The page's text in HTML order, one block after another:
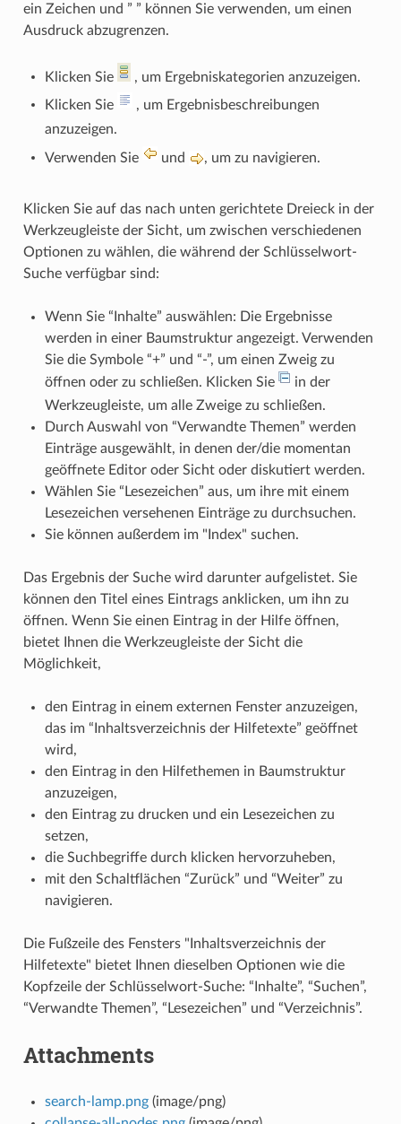
ein Zeichen und ” ” können Sie verwenden, um einen
Ausdruck abzugrenzen.
Klicken Sie
, um Ergebniskategorien anzuzeigen.
Klicken Sie
, um Ergebnisbeschreibungen
anzuzeigen.
Verwenden Sie
und , um zu navigieren.
Klicken Sie auf das nach unten gerichtete Dreieck in der
Werkzeugleiste der Sicht, um zwischen verschiedenen
Optionen zu wählen, die während der Schlüsselwort-
Suche verfügbar sind:
Wenn Sie “Inhalte” auswählen: Die Ergebnisse
werden in einer Baumstruktur angezeigt. Verwenden
Sie die Symbole “+” und “-”, um einen Zweig zu
öffnen oder zu schließen. Klicken Sie
in der
Werkzeugleiste, um alle Zweige zu schließen.
Durch Auswahl von “Verwandte Themen” werden
Einträge ausgewählt, in denen der/die momentan
geöffnete Editor oder Sicht oder diskutiert werden.
Wählen Sie “Lesezeichen” aus, um ihre mit einem
Lesezeichen versehenen Einträge zu durchsuchen.
Sie können außerdem im "Index" suchen.
Das Ergebnis der Suche wird darunter aufgelistet. Sie
können den Titel eines Eintrags anklicken, um ihn zu
öffnen. Wenn Sie einen Eintrag in der Hilfe öffnen,
bietet Ihnen die Werkzeugleiste der Sicht die
Möglichkeit,
den Eintrag in einem externen Fenster anzuzeigen,
das im “Inhaltsverzeichnis der Hilfetexte” geöffnet
wird,
den Eintrag in den Hilfethemen in Baumstruktur
anzuzeigen,
den Eintrag zu drucken und ein Lesezeichen zu
setzen,
die Suchbegriffe durch klicken hervorzuheben,
mit den Schaltflächen “Zurück” und “Weiter” zu
navigieren.
Die Fußzeile des Fensters "Inhaltsverzeichnis der
Hilfetexte" bietet Ihnen dieselben Optionen wie die
Kopfzeile der Schlüsselwort-Suche: “Inhalte”, “Suchen”,
“Verwandte Themen”, “Lesezeichen” und “Verzeichnis”.
Attachments
search-lamp.png(image/png)